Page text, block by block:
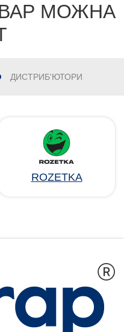
МОЖНА
ДИСТРИБ'ЮТОРИ
ROZETKA